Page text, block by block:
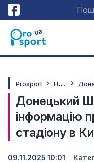
Prosport Н
овини
Донецький
інформацію
стадіону в
09.11.2025 10:01